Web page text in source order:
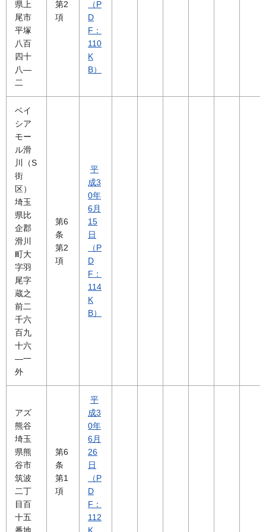
県上
尾市
平塚
八百
四十
八―
二
第2
項
（P
D
F：
110
K
B）
ベイ
シア
モー
ル滑
川（S
街
区）
埼玉
県比
企郡
滑川
町大
字羽
尾字
蔵之
前二
千六
百九
十六
―一
外
第6
条
第2
項
平
成3
0年
6月
15
日
（P
D
F：
114
K
B）
アズ
熊谷
埼玉
県熊
谷市
筑波
二丁
目百
十五
第6
条
第1
項
平
成3
0年
6月
26
日
（P
D
F：
112